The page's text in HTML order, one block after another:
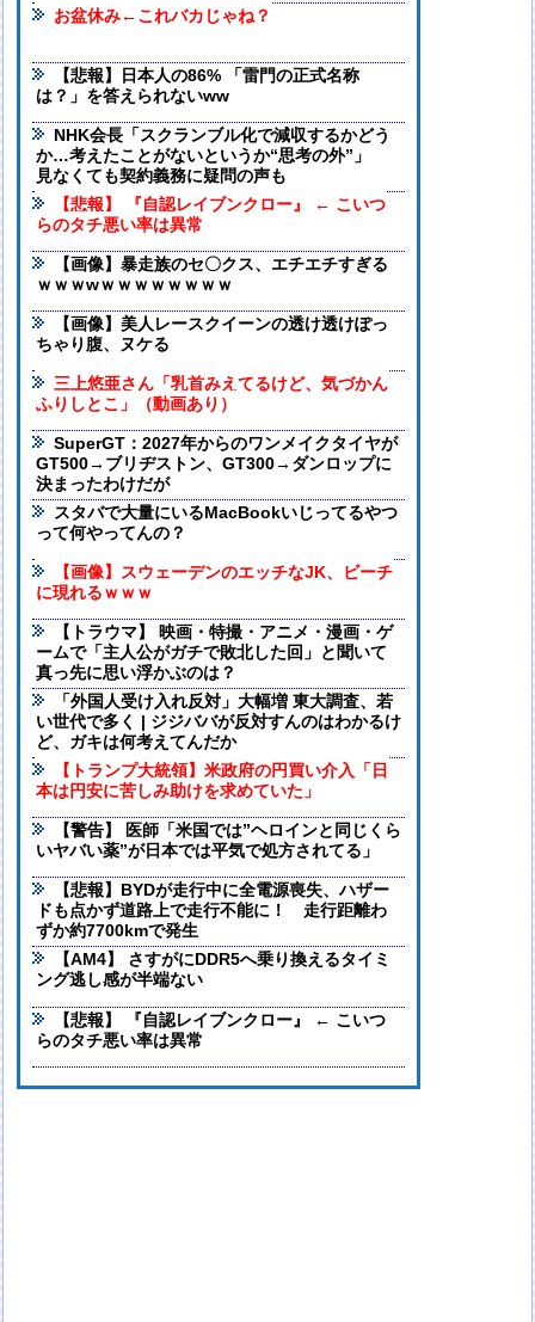
お盆休み←これバカじゃね？
【悲報】日本人の86% 「雷門の正式名称
は？」を答えられないww
NHK会長「スクランブル化で減収するかどう
か…考えたことがないというか“思考の外”」
見なくても契約義務に疑問の声も
【悲報】 『自認レイブンクロー』 ← こいつ
らのタチ悪い率は異常
【画像】暴走族のセ〇クス、エチエチすぎる
ｗｗｗwｗｗｗｗｗｗｗｗ
【画像】美人レースクイーンの透け透けぽっ
ちゃり腹、ヌケる
三上悠亜さん「乳首みえてるけど、気づかん
ふりしとこ」（動画あり）
SuperGT：2027年からのワンメイクタイヤが
GT500→ブリヂストン、GT300→ダンロップに
決まったわけだが
スタバで大量にいるMacBookいじってるやつ
って何やってんの？
【画像】スウェーデンのエッチなJK、ビーチ
に現れるｗｗｗ
【トラウマ】 映画・特撮・アニメ・漫画・ゲ
ームで「主人公がガチで敗北した回」と聞いて
真っ先に思い浮かぶのは？
「外国人受け入れ反対」大幅増 東大調査、若
い世代で多く | ジジババが反対すんのはわかるけ
ど、ガキは何考えてんだか
【トランプ大統領】米政府の円買い介入「日
本は円安に苦しみ助けを求めていた」
【警告】 医師「米国では”ヘロインと同じくら
いヤバい薬”が日本では平気で処方されてる」
【悲報】BYDが走行中に全電源喪失、ハザー
ドも点かず道路上で走行不能に！ 走行距離わ
ずか約7700kmで発生
【AM4】 さすがにDDR5へ乗り換えるタイミ
ング逃し感が半端ない
【悲報】 『自認レイブンクロー』 ← こいつ
らのタチ悪い率は異常